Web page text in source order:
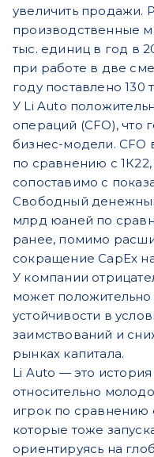
увеличить продажи.
производственные
тыс. единиц в год в
при работе в две
году поставлено 130
У Li Auto
операций (CFO), что
бизнес-модели. CFO
по сравнению с
сопоставимо с
Свободный
млрд юаней по
ранее, помимо
сокращение CapEx
У компании
может положительно
устойчивости в
заимствований и
рынках капитала.
Li Auto — это
относительно
игрок по сравнению
которые тоже
ориентируясь на